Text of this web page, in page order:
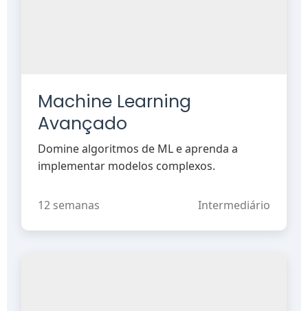
Machine Learning
Avançado
Domine algoritmos de ML e aprenda a
implementar modelos complexos.
12 semanas Intermediário